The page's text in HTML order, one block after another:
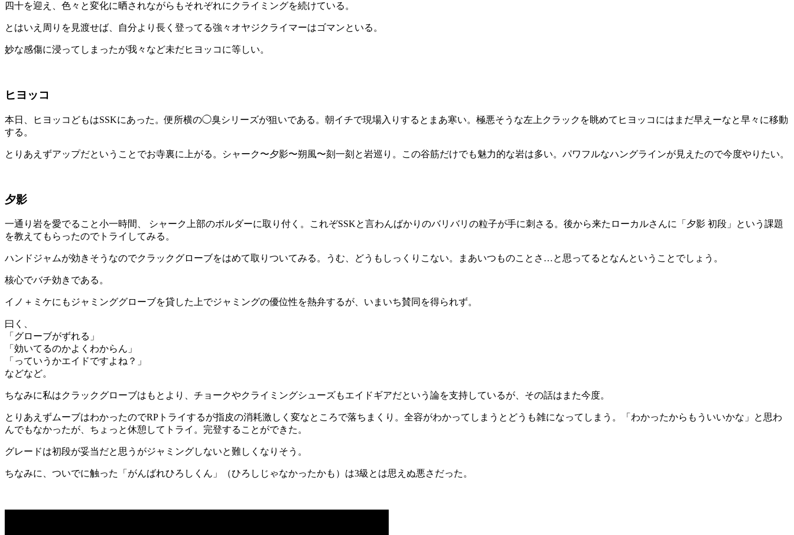
四十を迎え、色々と変化に晒されながらもそれぞれにクライミングを続けている。
とはいえ周りを見渡せば、自分より長く登ってる強々オヤジクライマーはゴマンといる。
妙な感傷に浸ってしまったが我々など未だヒヨッコに等しい。
ヒヨッコ
本日、ヒヨッコどもはSSKにあった。便所横の◯臭シリーズが狙いである。朝イチで現場入りするとまあ寒い。極悪そうな左上クラックを眺めてヒヨッコにはまだ早えーなと早々に移動
する。
とりあえずアップだということでお寺裏に上がる。シャーク〜夕影〜朔風〜刻一刻と岩巡り。この谷筋だけでも魅力的な岩は多い。パワフルなハングラインが見えたので今度やりたい。
夕影
一通り岩を愛でること小一時間、 シャーク上部のボルダーに取り付く。これぞSSKと言わんばかりのバリバリの粒子が手に刺さる。後から来たローカルさんに「夕影 初段」という課題
を教えてもらったのでトライしてみる。
ハンドジャムが効きそうなのでクラックグローブをはめて取りついてみる。うむ、どうもしっくりこない。まあいつものことさ…と思ってるとなんということでしょう。
核心でバチ効きである。
イノ＋ミケにもジャミンググローブを貸した上でジャミングの優位性を熱弁するが、いまいち賛同を得られず。
曰く、
「グローブがずれる」
「効いてるのかよくわからん」
「っていうかエイドですよね？」
などなど。
ちなみに私はクラックグローブはもとより、チョークやクライミングシューズもエイドギアだという論を支持しているが、その話はまた今度。
とりあえずムーブはわかったのでRPトライするが指皮の消耗激しく変なところで落ちまくり。全容がわかってしまうとどうも雑になってしまう。「わかったからもういいかな」と思わ
んでもなかったが、ちょっと休憩してトライ。完登することができた。
グレードは初段が妥当だと思うがジャミングしないと難しくなりそう。
ちなみに、ついでに触った「がんばれひろしくん」（ひろしじゃなかったかも）は3級とは思えぬ悪さだった。